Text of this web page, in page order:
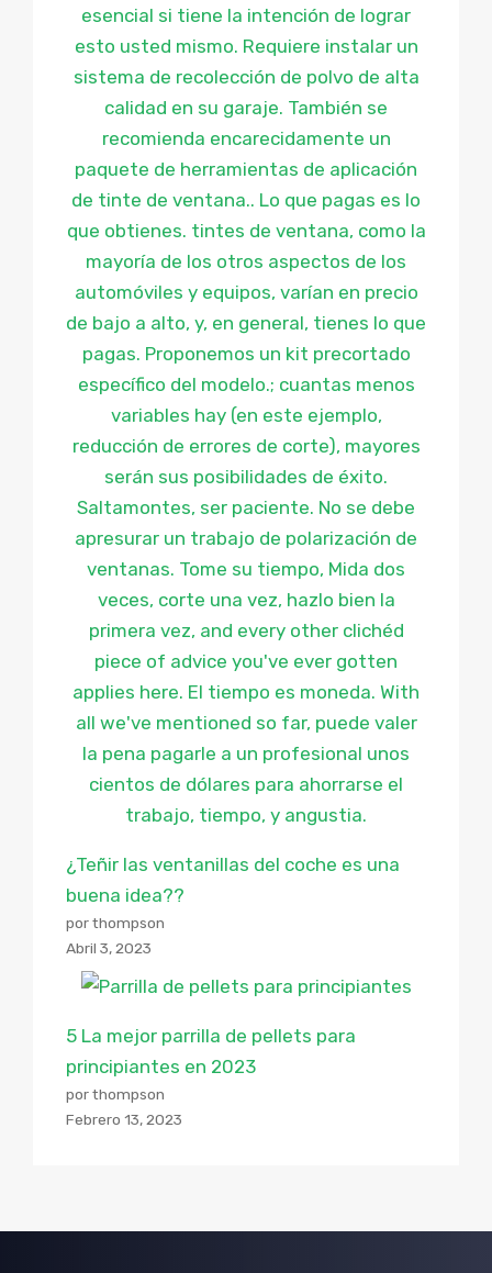
¿Teñir las ventanillas del coche es una
buena idea??
por thompson
Abril 3, 2023
5 La mejor parrilla de pellets para
principiantes en 2023
por thompson
Febrero 13, 2023